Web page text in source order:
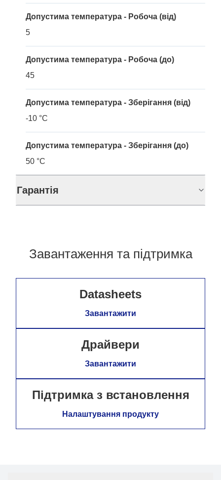
Допустима температура - Робоча (від)
5
Допустима температура - Робоча (до)
45
Допустима температура - Зберігання (від)
-10 °C
Допустима температура - Зберігання (до)
50 °C
Гарантія
Завантаження та підтримка
Datasheets
Завантажити
Драйвери
Завантажити
Підтримка з встановлення
Налаштування продукту